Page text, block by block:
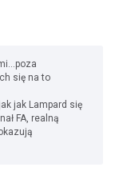
się na to
jak Lampard się
FA, realną